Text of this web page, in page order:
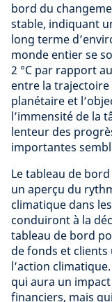
bord du
stable, indiquant
long terme
monde entier se
2 °C par rapport
entre la trajectoire
planétaire et
l’immensité de la
lenteur des
importantes
Le tableau de
un aperçu du
climatique dans
conduiront à la
tableau de bord
de fonds et
l’action
qui aura un
financiers, mais